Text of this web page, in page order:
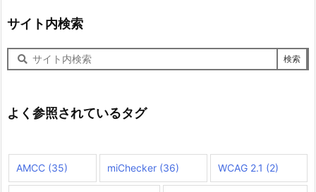
サイト内検索
サ
イ
検
索
よく参照されているタグ
AMCC (35) miChecker(36) WCAG 2.1 (2)